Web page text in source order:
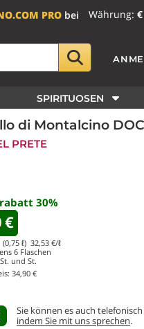
PRObei Währung:
SPIRITUOSEN
di Montalcino
PRETE
30%
€
ℓ) 32,53 €/ℓ
6 Flaschen
und St.
34,90 €
Sie können es auch telefonisch
indem Sie mit uns sprechen.